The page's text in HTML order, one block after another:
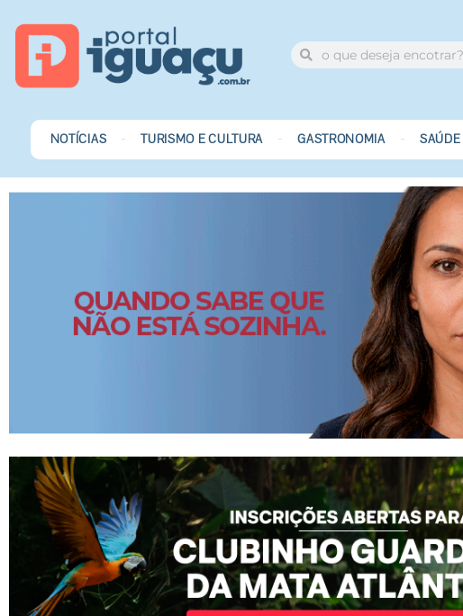
NOTÍCIAS TURISMO E CULTURA GASTRONOMIA SAÚDE